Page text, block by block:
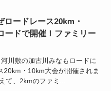
ロードレース20km・
ードで開催！ファミリー
川敷の加古川みなもロードに
20km・10km大会が開催されま
て、2kmのファミ...